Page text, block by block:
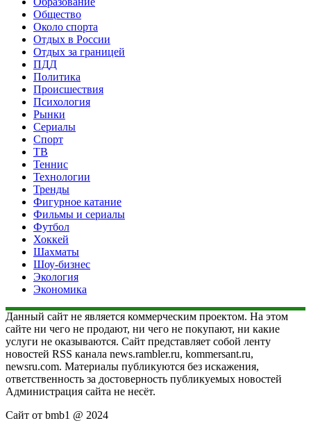
Общество
Около спорта
Отдых в России
Отдых за границей
ПДД
Политика
Происшествия
Психология
Рынки
Сериалы
Спорт
ТВ
Теннис
Технологии
Тренды
Фигурное катание
Фильмы и сериалы
Футбол
Хоккей
Шахматы
Шоу-бизнес
Экология
Экономика
Данный сайт не является коммерческим проектом. На этом
сайте ни чего не продают, ни чего не покупают, ни какие
услуги не оказываются. Сайт представляет собой ленту
новостей RSS канала news.rambler.ru, kommersant.ru,
newsru.com. Материалы публикуются без искажения,
ответственность за достоверность публикуемых новостей
Администрация сайта не несёт.
Сайт от bmb1 @ 2024